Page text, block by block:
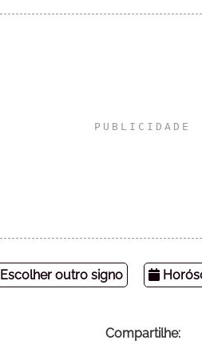
Escolher outro signo
Compartilhe: